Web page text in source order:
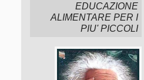
EDUCAZIONE
ALIMENTARE PER I
PIU' PICCOLI